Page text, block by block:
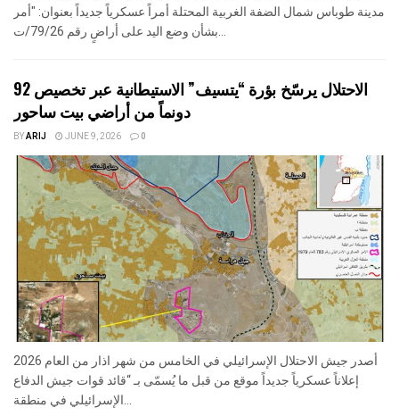
مدينة طوباس شمال الضفة الغربية المحتلة أمراً عسكرياً جديداً بعنوان: "أمر
الاحتلال يرسّخ بؤرة “يتسيف” الاستيطانية عبر تخصيص 92
دونماً من أراضي بيت ساحور
BYARIJ JUNE 9, 2026 0
أصدر جيش الاحتلال الإسرائيلي في الخامس من شهر اذار من العام 2026
إعلاناً عسكرياً جديداً موقع من قبل ما يُسمّى بـ “قائد قوات جيش الدفاع